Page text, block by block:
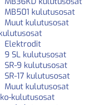
MB501 kulutusosat
Muut kulutusosat
Elektrodit
9 SL kulutusosat
SR-9 kulutusosat
SR-17 kulutusosat
Muut kulutusosat
kulutusosat